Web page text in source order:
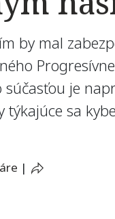
by mal
súčasťou je
sa
|